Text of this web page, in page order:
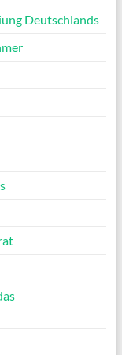
Deutschlands